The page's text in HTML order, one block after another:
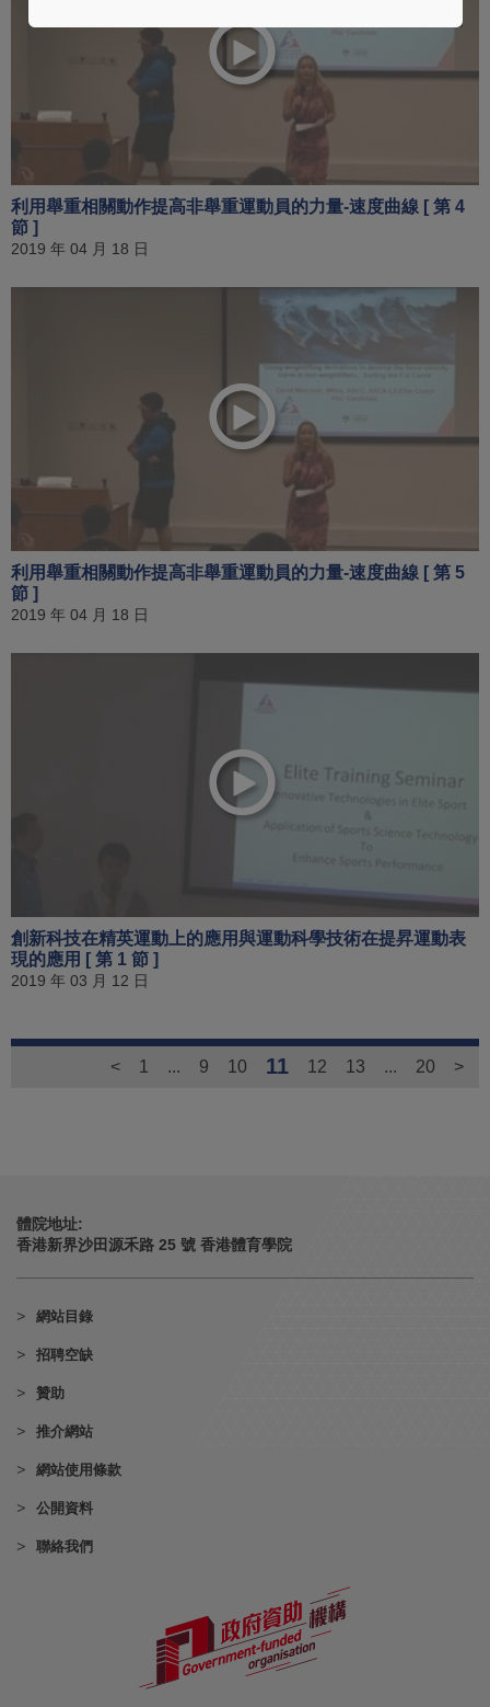
利用舉重相關動作提高非舉重運動員的力量-速度曲線 [ 第 4
節 ]
2019 年 04 月 18 日
利用舉重相關動作提高非舉重運動員的力量-速度曲線 [ 第 5
節 ]
2019 年 04 月 18 日
創新科技在精英運動上的應用與運動科學技術在提昇運動表
現的應用 [ 第 1 節 ]
2019 年 03 月 12 日
< 1 ... 9 10 11 12 13 ... 20 >
體院地址:
香港新界沙田源禾路 25 號 香港體育學院
網站目錄
招聘空缺
贊助
推介網站
網站使用條款
公開資料
聯絡我們